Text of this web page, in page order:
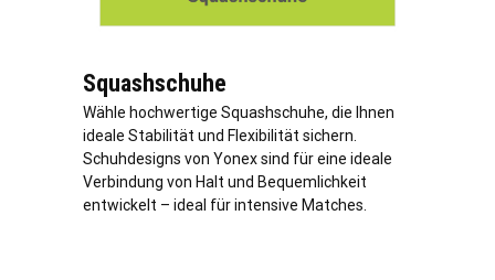
Squashschuhe
Wähle hochwertige Squashschuhe, die Ihnen
ideale Stabilität und Flexibilität sichern.
Schuhdesigns von Yonex sind für eine ideale
Verbindung von Halt und Bequemlichkeit
entwickelt – ideal für intensive Matches.